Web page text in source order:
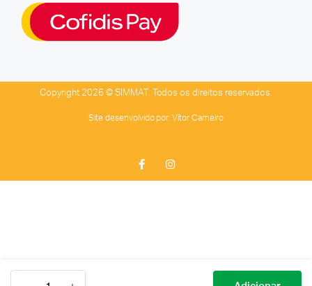
Copyright 2026 © SIMMAT. Todos os direitos reservados.
Site desenvolvido por: Vítor Carneiro